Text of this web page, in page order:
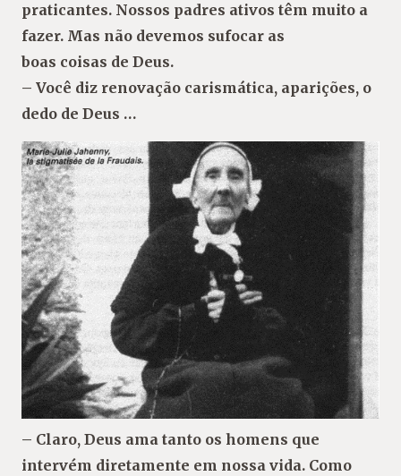
praticantes. Nossos padres ativos têm muito a
fazer. Mas não devemos sufocar as
boas coisas de Deus.
– Você diz renovação carismática, aparições, o
dedo de Deus …
– Claro, Deus ama tanto os homens que
intervém diretamente em nossa vida. Como